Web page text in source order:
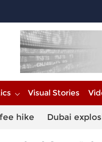
Visual Stories
hike Dubai